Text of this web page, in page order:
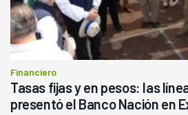
Financiero
Tasas fijas y en pesos: las
presentó el Banco Nación en